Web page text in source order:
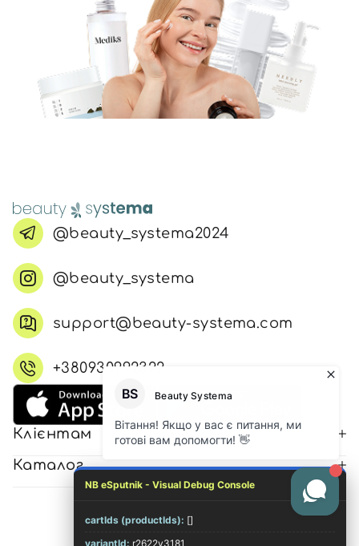
@beauty_systema2024
@beauty_systema
support@beauty-systema.com
+380930992322
Клієнтам
Каталог
© 2026 Всі права захищені
NB eSputnik - Visual Debug Console
cartIds (productIds): []
variantId: r2622v3181